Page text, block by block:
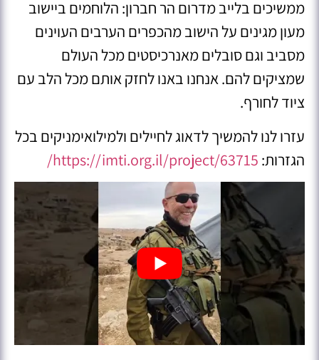
ממשיכים בלייב מדרום הר חברון: הלוחמים ביישוב
מעון מגינים על הישוב מהכפרים הערבים העוינים
מסביב וגם סובלים מאנרכיסטים מכל העולם
שמציקים להם. אנחנו באנו לחזק אותם מכל הלב עם
ציוד לחורף.
עזרו לנו להמשיך לדאוג לחיילים ולמילואימניקים בכל
הגזרות: https://imti.org.il/project/63715/